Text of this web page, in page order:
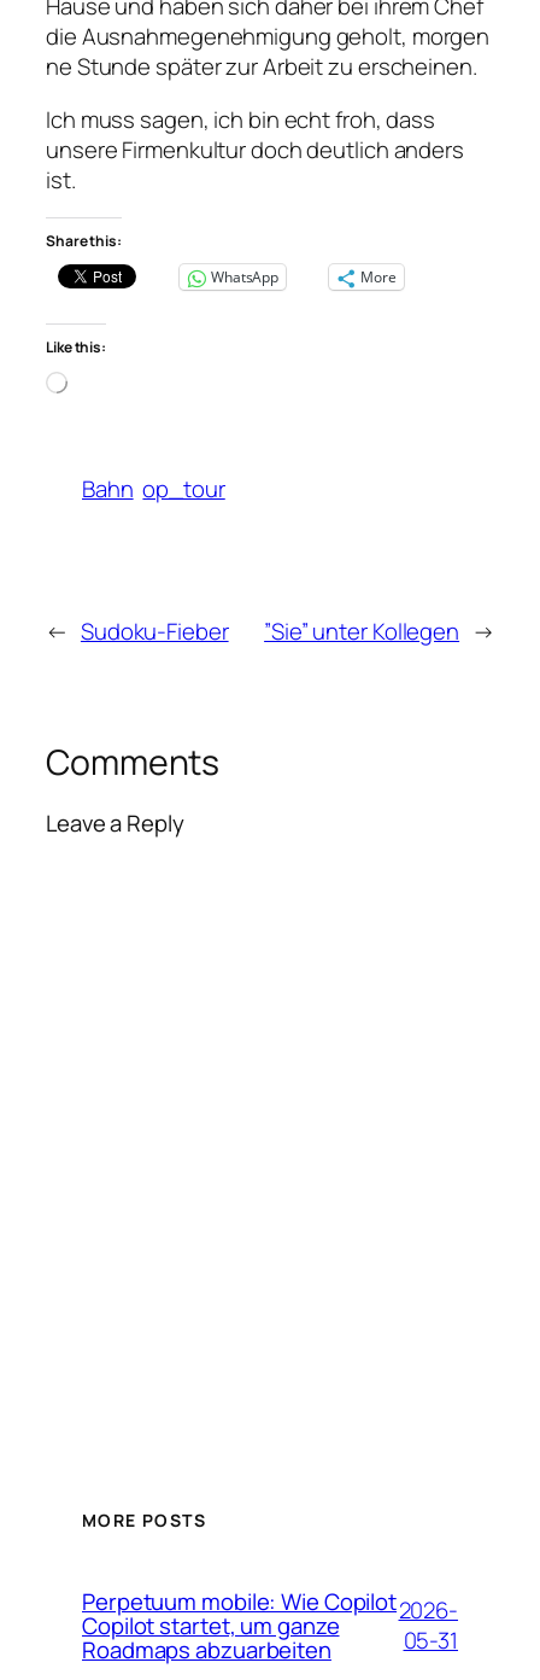
Hause und haben sich daher bei ihrem Chef
die Ausnahmegenehmigung geholt, morgen
ne Stunde später zur Arbeit zu erscheinen.
Ich muss sagen, ich bin echt froh, dass
unsere Firmenkultur doch deutlich anders
ist.
Share this:
WhatsApp
More
Like this:
Loading…
Bahn op_tour
← Sudoku-Fieber ”Sie” unter Kollegen →
Comments
Leave a Reply
MORE POSTS
Perpetuum mobile: Wie Copilot
Copilot startet, um ganze
Roadmaps abzuarbeiten
2026-
05-31